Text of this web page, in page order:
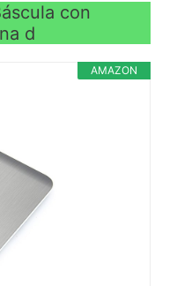
con
d
AMAZON